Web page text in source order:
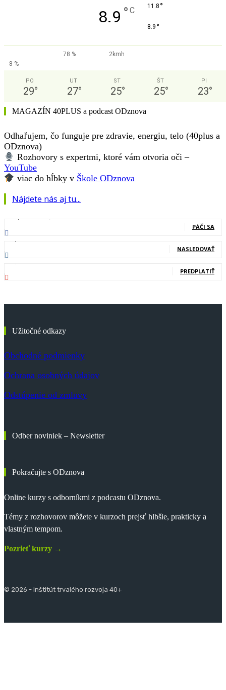
8.9 ° C 11.8 °
8.9 °
78 %
2kmh
8 %
PO
29°
UT
27°
ST
25°
ŠT
25°
PI
23°
MAGAZÍN 40PLUS a podcast ODznova
Odhaľujem, čo funguje pre zdravie, energiu, telo (40plus a
ODznova)
Rozhovory s expertmi, ktoré vám otvoria oči –
YouTube
viac do hĺbky v Škole ODznova
Nájdete nás aj tu...
PÁČI SA
NASLEDOVAŤ
PREDPLATIŤ
Užitočné odkazy
Obchodné podmienky
Ochrana osobných údajov
Odstúpenie od zmluvy
Odber noviniek – Newsletter
Pokračujte s ODznova
Online kurzy s odborníkmi z podcastu ODznova.
Témy z rozhovorov môžete v kurzoch prejsť hlbšie, prakticky a
vlastným tempom.
Pozrieť kurzy →
© 2026 - Inštitút trvalého rozvoja 40+